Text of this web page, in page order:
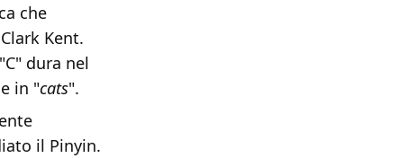
che
Kent.
dura nel
in "cats".
il Pinyin.